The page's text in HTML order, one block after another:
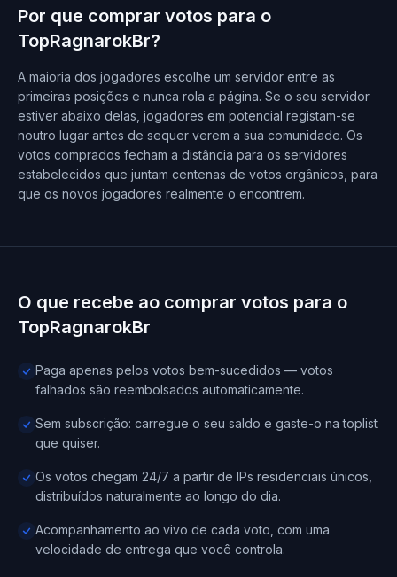
Por que comprar votos para o
TopRagnarokBr?
A maioria dos jogadores escolhe um servidor entre as
primeiras posições e nunca rola a página. Se o seu servidor
estiver abaixo delas, jogadores em potencial registam-se
noutro lugar antes de sequer verem a sua comunidade. Os
votos comprados fecham a distância para os servidores
estabelecidos que juntam centenas de votos orgânicos, para
que os novos jogadores realmente o encontrem.
O que recebe ao comprar votos para o
TopRagnarokBr
Paga apenas pelos votos bem-sucedidos — votos
falhados são reembolsados automaticamente.
Sem subscrição: carregue o seu saldo e gaste-o na toplist
que quiser.
Os votos chegam 24/7 a partir de IPs residenciais únicos,
distribuídos naturalmente ao longo do dia.
Acompanhamento ao vivo de cada voto, com uma
velocidade de entrega que você controla.